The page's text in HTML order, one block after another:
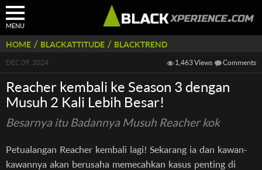
MENU
HOME / BLACKATTITUDE / BLACKTREND
DEC 09, 2024 1,463 Views Comments
Reacher kembali ke Season 3 dengan
Musuh 2 Kali Lebih Besar!
Besarnya itu Badannya Musuh Reacher kok
Petualangan Reacher kembali lagi! Sekarang ia dan kawan-
kawannya akan berusaha memecahkan kasus penting di